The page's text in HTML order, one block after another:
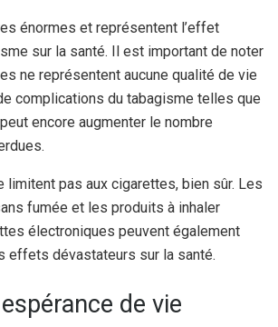
énormes et représentent l’effet
sur la santé. Il est important de noter
ne représentent aucune qualité de vie
complications du tabagisme telles que
encore augmenter le nombre
limitent pas aux cigarettes, bien sûr. Les
fumée et les produits à inhaler
électroniques peuvent également
effets dévastateurs sur la santé.
de vie